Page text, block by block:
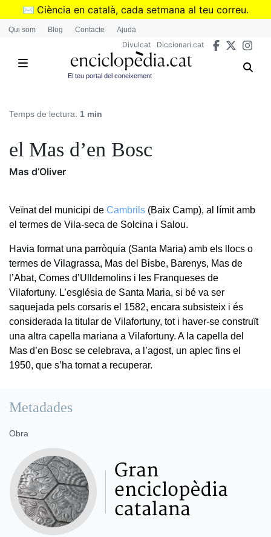
Vés
✉️ Ciència en català, cada setmana al teu correu.
➜Subscriu-te al butlletí de Divulcat
Qui som Blog Contacte Ajuda
Divulcat Diccionari.cat
El teu portal del coneixement
Temps de lectura: 1 min
el Mas d’en Bosc
Mas d’Oliver
Veïnat del municipi de Cambrils (Baix Camp), al límit amb
el termes de Vila-seca de Solcina i Salou.
Havia format una parròquia (Santa Maria) amb els llocs o
termes de Vilagrassa, Mas del Bisbe, Barenys, Mas de
l’Abat, Comes d’Ulldemolins i les Franqueses de
Vilafortuny. L’església de Santa Maria, si bé va ser
saquejada pels corsaris el 1582, encara subsisteix i és
considerada la titular de Vilafortuny, tot i haver-se construït
una altra capella mariana a Vilafortuny. A la capella del
Mas d’en Bosc se celebrava, a l’agost, un aplec fins el
1950, que s’ha tornat a recuperar.
Metadades
Obra